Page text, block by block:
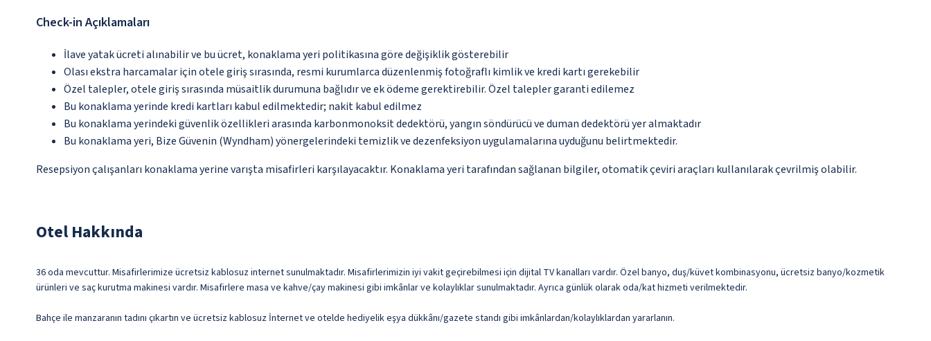
Check-in Açıklamaları
İlave yatak ücreti alınabilir ve bu ücret, konaklama yeri politikasına göre değişiklik gösterebilir
Olası ekstra harcamalar için otele giriş sırasında, resmi kurumlarca düzenlenmiş fotoğraflı kimlik ve kredi kartı gerekebilir
Özel talepler, otele giriş sırasında müsaitlik durumuna bağlıdır ve ek ödeme gerektirebilir. Özel talepler garanti edilemez
Bu konaklama yerinde kredi kartları kabul edilmektedir; nakit kabul edilmez
Bu konaklama yerindeki güvenlik özellikleri arasında karbonmonoksit dedektörü, yangın söndürücü ve duman dedektörü yer almaktadır
Bu konaklama yeri, Bize Güvenin (Wyndham) yönergelerindeki temizlik ve dezenfeksiyon uygulamalarına uyduğunu belirtmektedir.
Resepsiyon çalışanları konaklama yerine varışta misafirleri karşılayacaktır. Konaklama yeri tarafından sağlanan bilgiler, otomatik çeviri araçları kullanılarak çevrilmiş olabilir.
Otel Hakkında
36 oda mevcuttur. Misafirlerimize ücretsiz kablosuz internet sunulmaktadır. Misafirlerimizin iyi vakit geçirebilmesi için dijital TV kanalları vardır. Özel banyo, duş/küvet kombinasyonu, ücretsiz banyo/kozmetik
ürünleri ve saç kurutma makinesi vardır. Misafirlere masa ve kahve/çay makinesi gibi imkânlar ve kolaylıklar sunulmaktadır. Ayrıca günlük olarak oda/kat hizmeti verilmektedir.
Bahçe ile manzaranın tadını çıkartın ve ücretsiz kablosuz İnternet ve otelde hediyelik eşya dükkânı/gazete standı gibi imkânlardan/kolaylıklardan yararlanın.